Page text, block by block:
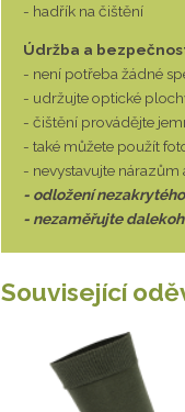
- hadřík na čištění
Údržba a
- není potřeba žádné
- udržujte optické
- čištění provádějte
- také můžete použít
- nevystavujte
- odložení
- nezaměřujte
Související